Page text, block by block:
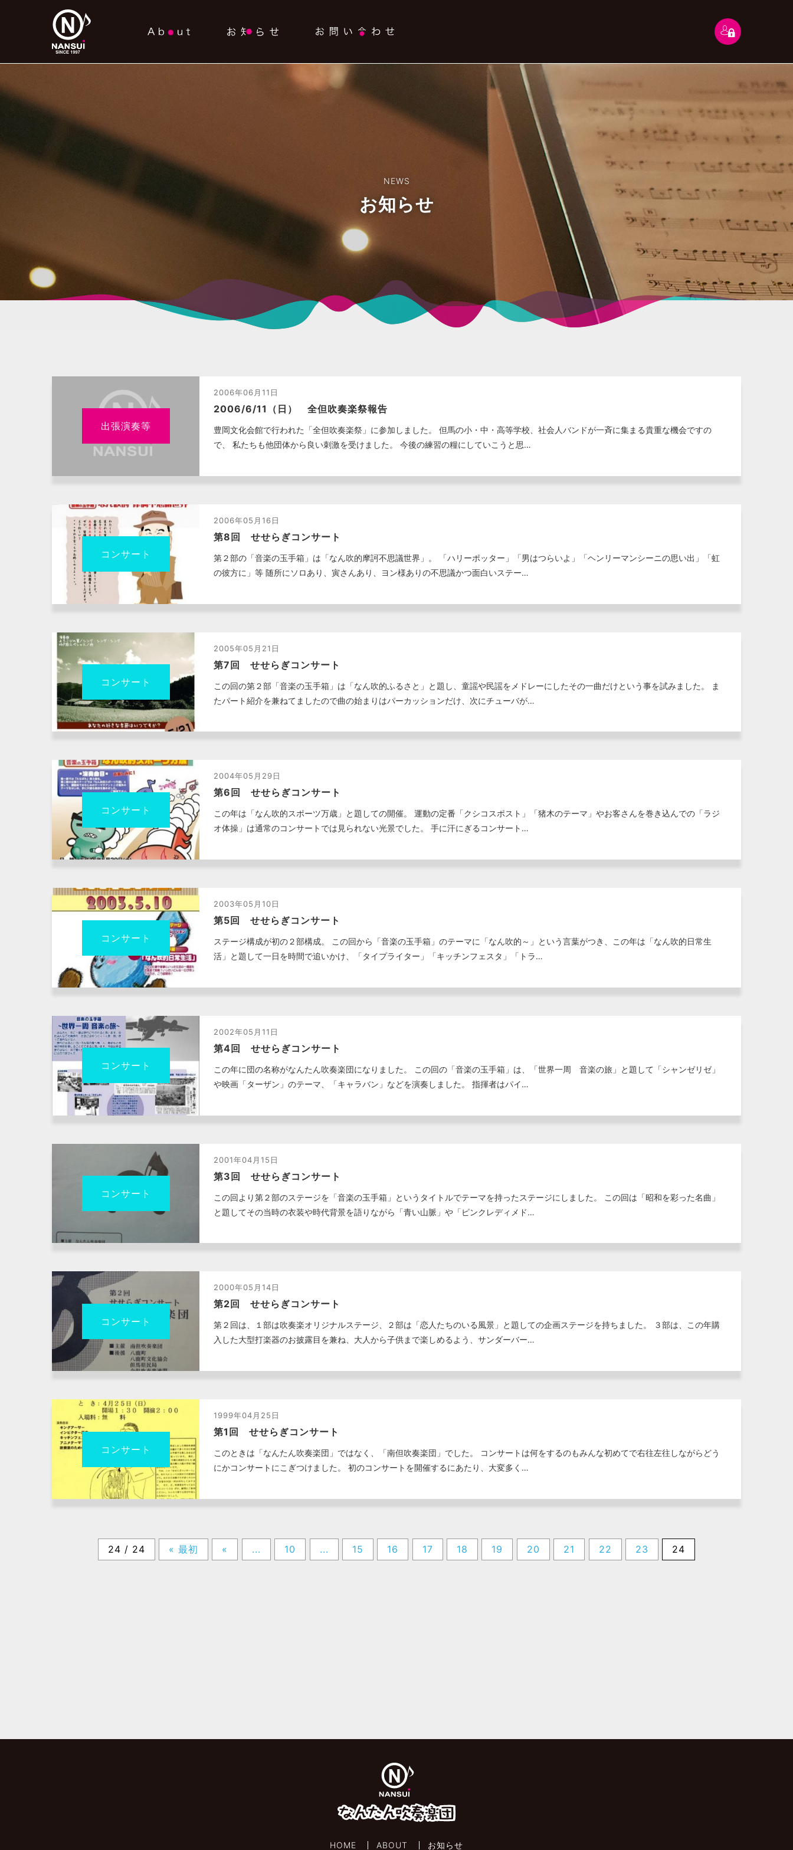
NEWS
お知らせ
出張演奏等
2006年06月11日
2006/6/11（日） 全但吹奏楽祭報告
豊岡文化会館で行われた「全但吹奏楽祭」に参加しました。 但馬の小・中・高等学校、社会人バンドが一斉に集まる貴重な機会ですの
で、 私たちも他団体から良い刺激を受けました。 今後の練習の糧にしていこうと思…
コンサート
2006年05月16日
第8回 せせらぎコンサート
第２部の「音楽の玉手箱」は「なん吹的摩訶不思議世界」。 「ハリーポッター」「男はつらいよ」「ヘンリーマンシーニの思い出」「虹
の彼方に」等 随所にソロあり、寅さんあり、ヨン様ありの不思議かつ面白いステー…
コンサート
2005年05月21日
第7回 せせらぎコンサート
この回の第２部「音楽の玉手箱」は「なん吹的ふるさと」と題し、童謡や民謡をメドレーにしたその一曲だけという事を試みました。 ま
たパート紹介を兼ねてましたので曲の始まりはパーカッションだけ、次にチューバが…
コンサート
2004年05月29日
第6回 せせらぎコンサート
この年は「なん吹的スポーツ万歳」と題しての開催。 運動の定番「クシコスポスト」「猪木のテーマ」やお客さんを巻き込んでの「ラジ
オ体操」は通常のコンサートでは見られない光景でした。 手に汗にぎるコンサート…
コンサート
2003年05月10日
第5回 せせらぎコンサート
ステージ構成が初の２部構成。 この回から「音楽の玉手箱」のテーマに「なん吹的～」という言葉がつき、この年は「なん吹的日常生
活」と題して一日を時間で追いかけ、「タイプライター」「キッチンフェスタ」「トラ…
コンサート
2002年05月11日
第4回 せせらぎコンサート
この年に団の名称がなんたん吹奏楽団になりました。 この回の「音楽の玉手箱」は、「世界一周 音楽の旅」と題して「シャンゼリゼ」
や映画「ターザン」のテーマ、「キャラバン」などを演奏しました。 指揮者はパイ…
コンサート
2001年04月15日
第3回 せせらぎコンサート
この回より第２部のステージを「音楽の玉手箱」というタイトルでテーマを持ったステージにしました。 この回は「昭和を彩った名曲」
と題してその当時の衣装や時代背景を語りながら「青い山脈」や「ピンクレディメド…
コンサート
2000年05月14日
第2回 せせらぎコンサート
第２回は、１部は吹奏楽オリジナルステージ、２部は「恋人たちのいる風景」と題しての企画ステージを持ちました。 ３部は、この年購
入した大型打楽器のお披露目を兼ね、大人から子供まで楽しめるよう、サンダーバー…
コンサート
1999年04月25日
第1回 せせらぎコンサート
このときは「なんたん吹奏楽団」ではなく、「南但吹奏楽団」でした。 コンサートは何をするのもみんな初めてで右往左往しながらどう
にかコンサートにこぎつけました。 初のコンサートを開催するにあたり、大変多く…
24 / 24 « 最初 « ... 10 ... 15 16 17 18 19 20 21 22 23 24
HOME ABOUT お知らせ